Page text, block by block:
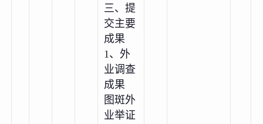
三、提
交主要
成果
1、外
业调查
成果
图斑外
业举证